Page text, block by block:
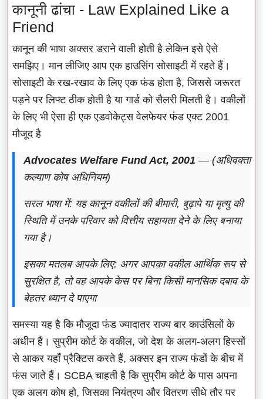
कानूनी ढांचा - Law Explained Like a
Friend
कानून की भाषा अक्सर डराने वाली होती है लेकिन इसे ऐसे
समझिए। मान लीजिए आप एक हाउसिंग सोसाइटी में रहते हैं।
सोसाइटी के रख-रखाव के लिए एक फंड होता है, जिससे जरूरत
पड़ने पर लिफ्ट ठीक होती है या गार्ड को सैलरी मिलती है। वकीलों
के लिए भी ऐसा ही एक एडवोकेट्स वेलफेयर फंड एक्ट 2001
मौजूद है
Advocates Welfare Fund Act, 2001 — (अधिवक्ता
कल्याण कोष अधिनियम)
सरल भाषा में: यह कानून वकीलों की बीमारी, बुढ़ापे या मृत्यु की
स्थिति में उनके परिवार को वित्तीय सहायता देने के लिए बनाया
गया है।
इसका मतलब आपके लिए: अगर आपका वकील आर्थिक रूप से
सुरक्षित है, तो वह आपके केस पर बिना किसी मानसिक दबाव के
बेहतर ध्यान दे पाएगा
समस्या यह है कि मौजूदा फंड ज्यादातर राज्य बार काउंसिलों के
अधीन हैं। सुप्रीम कोर्ट के वकील, जो देश के अलग-अलग हिस्सों
से आकर यहाँ प्रैक्टिस करते हैं, अक्सर इन राज्य फंडों के बीच में
फंस जाते हैं। SCBA चाहती है कि सुप्रीम कोर्ट के पास अपना
एक अलग कोष हो, जिसका नियंत्रण और वितरण सीधे तौर पर